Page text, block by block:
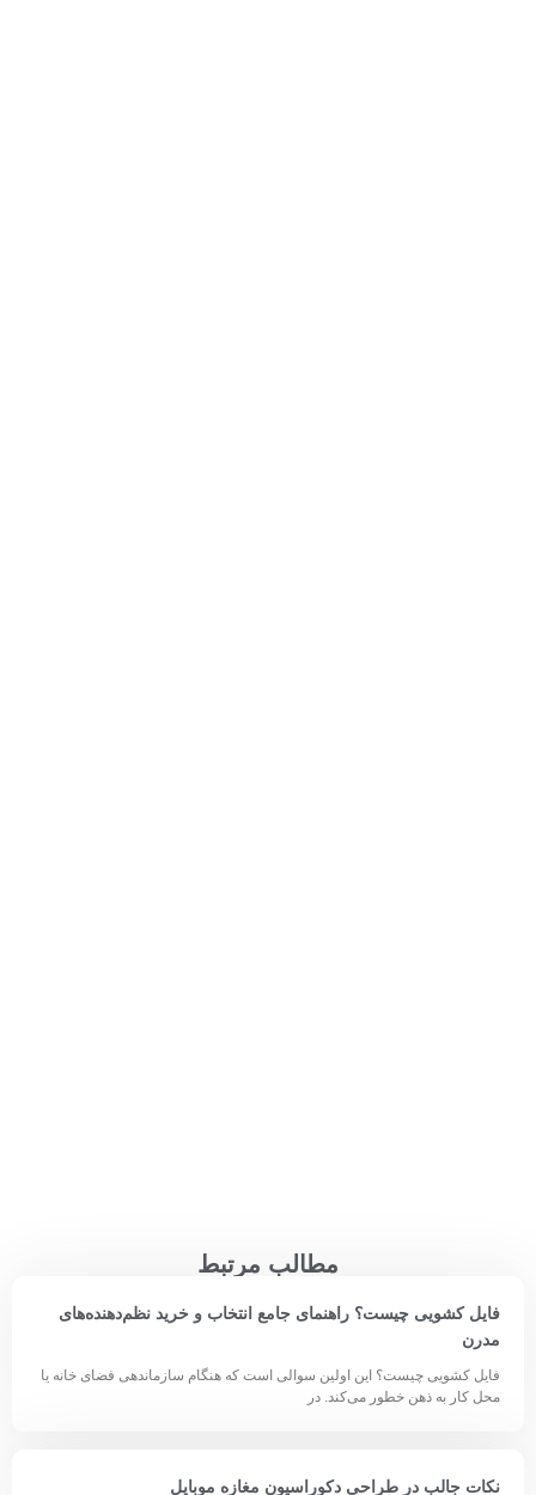
مطالب مرتبط
فایل کشویی چیست؟ راهنمای جامع انتخاب و خرید نظم‌دهنده‌های
مدرن
فایل کشویی چیست؟ این اولین سوالی است که هنگام سازماندهی فضای خانه یا
محل کار به ذهن خطور می‌کند. در
نکات جالب در طراحی دکوراسیون مغازه موبایل